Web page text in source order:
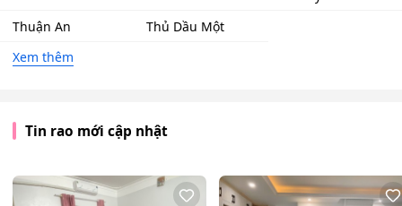
Thuận An
Thủ Dầu Một
Xem thêm
Tin rao mới cập nhật